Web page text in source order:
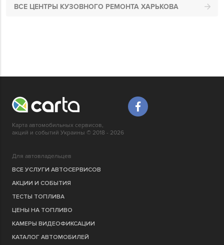
ВСЕ ЦЕНТРЫ КУЗОВНОГО РЕМОНТА ХАРЬКОВА
Карта автомобильных сервисов,
акций и событий Украины © 2018 - 2026
Для автовладельцев
ВСЕ УСЛУГИ АВТОСЕРВИСОВ
АКЦИИ И СОБЫТИЯ
ТЕСТЫ ТОПЛИВА
ЦЕНЫ НА ТОПЛИВО
КАМЕРЫ ВИДЕОФИКСАЦИИ
КАТАЛОГ АВТОМОБИЛЕЙ